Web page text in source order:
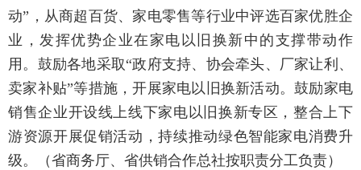
动”，从商超百货、家电零售等行业中评选百家优胜企
业，发挥优势企业在家电以旧换新中的支撑带动作
用。鼓励各地采取“政府支持、协会牵头、厂家让利、
卖家补贴”等措施，开展家电以旧换新活动。鼓励家电
销售企业开设线上线下家电以旧换新专区，整合上下
游资源开展促销活动，持续推动绿色智能家电消费升
级。
（省商务厅、省供销合作总社按职责分工负责）